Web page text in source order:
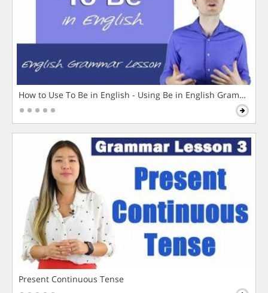
How to Use To Be in English - Using Be in English Grammar
Present Continuous Tense